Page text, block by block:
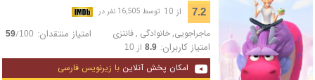
7.2 از 10 توسط 16,505 نفر در
ماجراجویی,خانوادگی ,فانتزی امتیاز منتقدان: 59/100
امتیاز کاربران: 8.9از 10
امکان پخش آنلاین با زیرنویس فارسی